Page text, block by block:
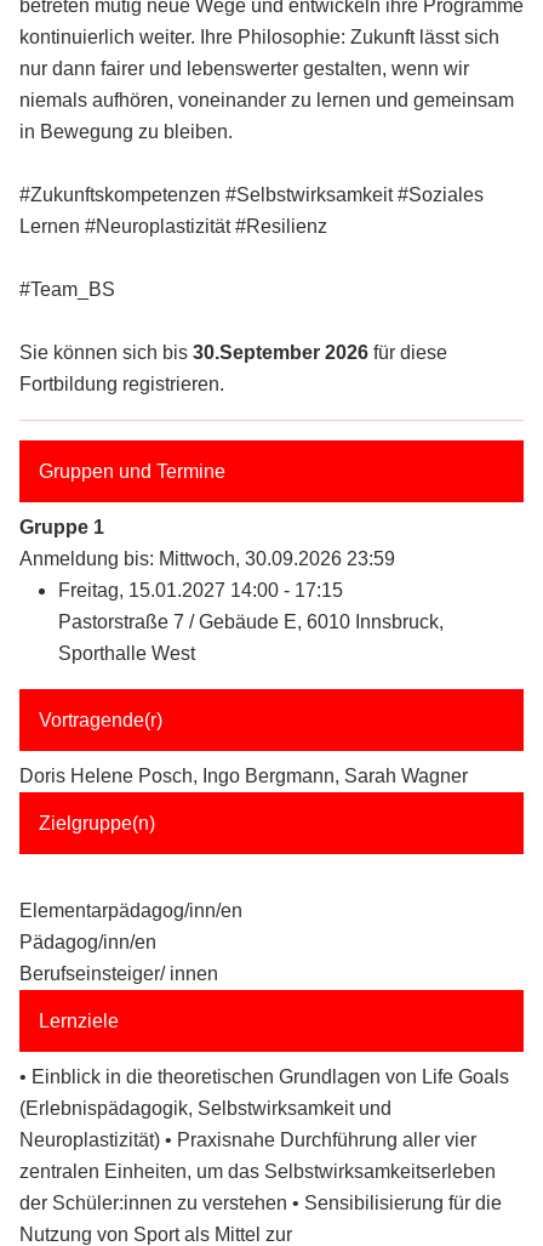
betreten mutig neue Wege und entwickeln ihre Programme
kontinuierlich weiter. Ihre Philosophie: Zukunft lässt sich
nur dann fairer und lebenswerter gestalten, wenn wir
niemals aufhören, voneinander zu lernen und gemeinsam
in Bewegung zu bleiben.
#Zukunftskompetenzen #Selbstwirksamkeit #Soziales
Lernen #Neuroplastizität #Resilienz
#Team_BS
Sie können sich bis 30.September 2026 für diese
Fortbildung registrieren.
Gruppen und Termine
Gruppe 1
Anmeldung bis: Mittwoch, 30.09.2026 23:59
Freitag, 15.01.2027 14:00 - 17:15
Pastorstraße 7 / Gebäude E, 6010 Innsbruck,
Sporthalle West
Vortragende(r)
Doris Helene Posch, Ingo Bergmann, Sarah Wagner
Zielgruppe(n)
Elementarpädagog/inn/en
Pädagog/inn/en
Berufseinsteiger/ innen
Lernziele
• Einblick in die theoretischen Grundlagen von Life Goals
(Erlebnispädagogik, Selbstwirksamkeit und
Neuroplastizität) • Praxisnahe Durchführung aller vier
zentralen Einheiten, um das Selbstwirksamkeitserleben
der Schüler:innen zu verstehen • Sensibilisierung für die
Nutzung von Sport als Mittel zur